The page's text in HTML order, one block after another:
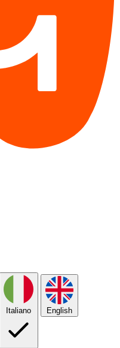
Italiano English